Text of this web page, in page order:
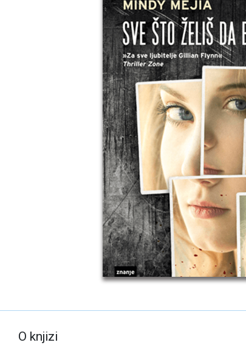
O knjizi